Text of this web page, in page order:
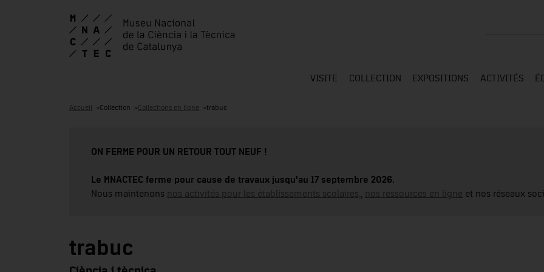
VISITE COLLECTION EXPOSITIONS ACTIVITÉS
Accueil Collection Collections en ligne trabuc
ON FERME POUR UN RETOUR TOUT NEUF !
Le MNACTEC ferme pour cause de travaux jusqu'au 17 septembre 2026.
Nous maintenons nos activités pour les établissements scolaires, nos ressources en ligne et nos réseaux
trabuc